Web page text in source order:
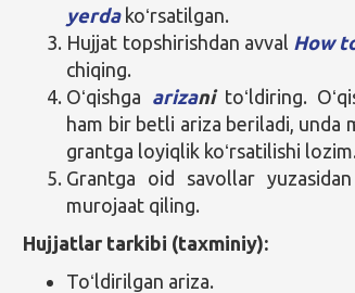
yerdakoʻrsatilgan.
Hujjat topshirishdan avval How
chiqing.
Oʻqishga arizanitoʻldiring.
ham bir betli ariza beriladi, unda
grantga loyiqlik koʻrsatilishi lozim.
Grantga oid savollar yuzasidan
murojaat qiling.
Hujjatlar tarkibi (taxminiy):
Toʻldirilgan ariza.